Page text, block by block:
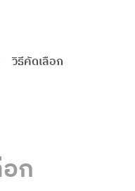
วิธีคัดเลือก
ก